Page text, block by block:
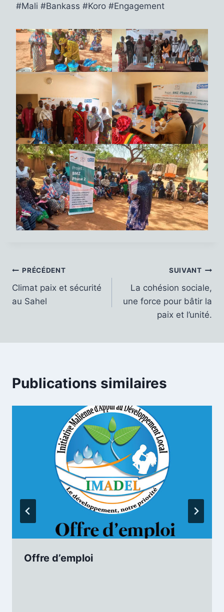
#Mali #Bankass #Koro #Engagement
Navigation
de
PRÉCÉDENT
Climat paix et sécurité
au Sahel
SUIVANT
La cohésion sociale,
une force pour bâtir la
paix et l’unité.
Publications similaires
Offre d’emploi